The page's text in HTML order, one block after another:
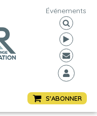
Événements
S'ABONNER